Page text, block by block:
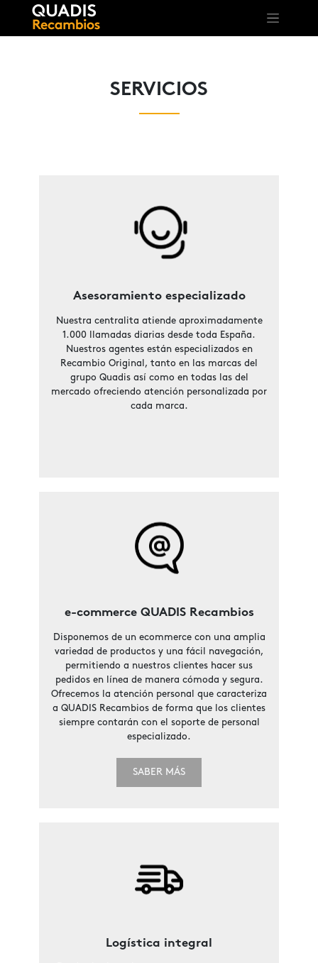
SERVICIOS
Asesoramiento especializado
Nuestra centralita atiende aproximadamente
1.000 llamadas diarias desde toda España.
Nuestros agentes están especializados en
Recambio Original, tanto en las marcas del
grupo Quadis así como en todas las del
mercado ofreciendo atención personalizada por
cada marca.
e-commerce QUADIS Recambios
Disponemos de un ecommerce con una amplia
variedad de productos y una fácil navegación,
permitiendo a nuestros clientes hacer sus
pedidos en línea de manera cómoda y segura.
Ofrecemos la atención personal que caracteriza
a QUADIS Recambios de forma que los clientes
siempre contarán con el soporte de personal
especializado.
SABER MÁS
Logística integral